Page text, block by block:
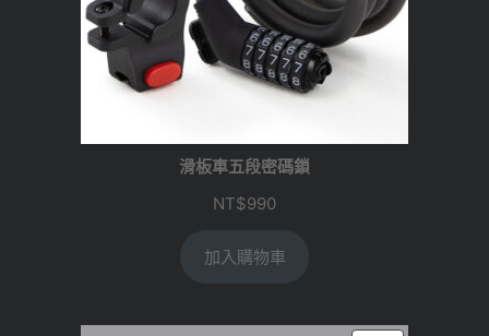
滑板車五段密碼鎖
NT$990
加入購物車